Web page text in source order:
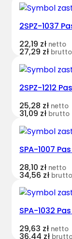
2SPZ-1037
22,19 zł netto
27,29 zł brutto
2SPZ-1212
25,28 zł netto
31,09 zł brutto
SPA-1007
28,10 zł netto
34,56 zł brutto
SPA-1032
29,63 zł netto
36,44 zł